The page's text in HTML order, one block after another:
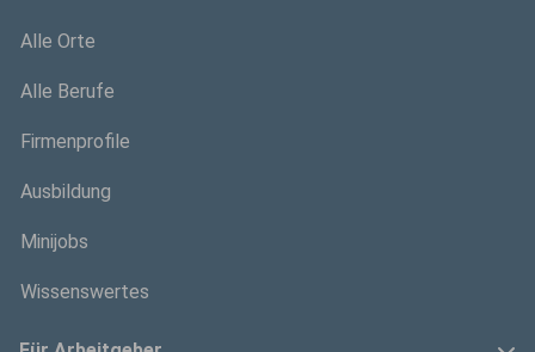
Alle Orte
Alle Berufe
Firmenprofile
Ausbildung
Minijobs
Wissenswertes